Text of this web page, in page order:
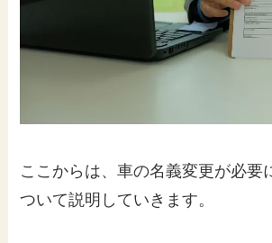
ここからは、車の名義変更が必要
ついて説明していきます。